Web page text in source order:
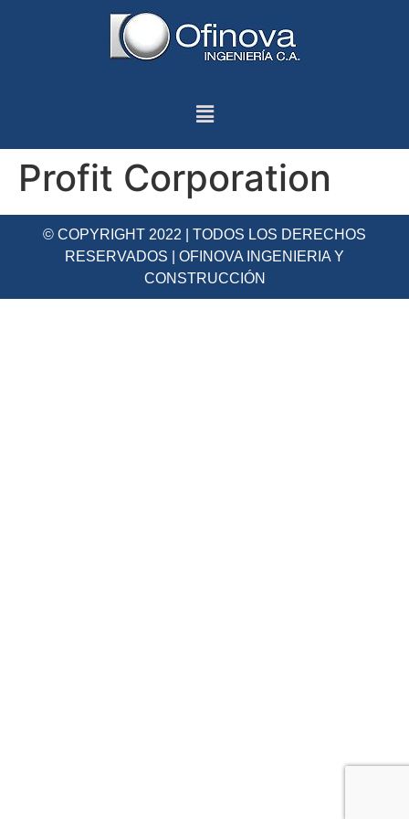
Profit Corporation
© COPYRIGHT 2022 | TODOS LOS DERECHOS
RESERVADOS | OFINOVA INGENIERIA Y
CONSTRUCCIÓN